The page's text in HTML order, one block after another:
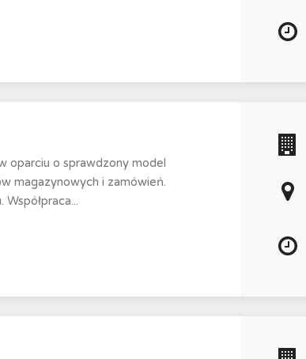
oparciu o sprawdzony model
magazynowych i zamówień.